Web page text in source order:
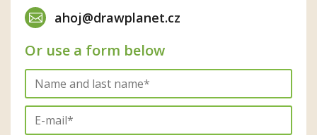
ahoj@drawplanet.cz
Or use a form below